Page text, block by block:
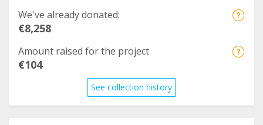
We've already donated:
€8,258
Amount raised for the project
€104
See collection history